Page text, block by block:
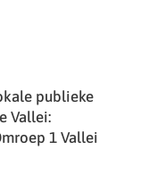
publieke
Vallei:
1 Vallei